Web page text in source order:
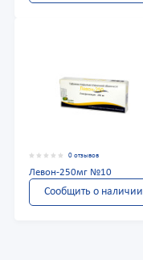
0 отзывов
Левон-250мг №10
Сообщить о наличии